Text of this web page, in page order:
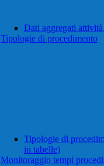
Dati aggregati
Tipologie di procedimento
Tipologie di
in tabelle)
Monitoraggio tempi